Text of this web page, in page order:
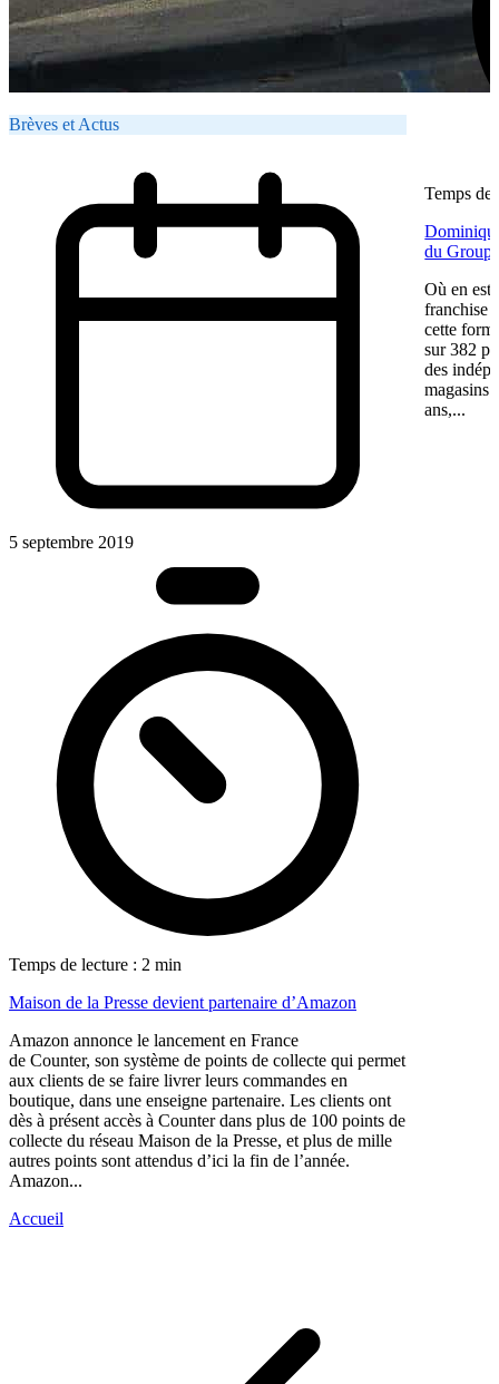
Brèves et Actus
5 septembre 2019
Temps de lecture : 2 min
Maison de la Presse devient partenaire d’Amazon
Amazon annonce le lancement en France
de Counter, son système de points de collecte qui permet
aux clients de se faire livrer leurs commandes en
boutique, dans une enseigne partenaire. Les clients ont
dès à présent accès à Counter dans plus de 100 points de
collecte du réseau Maison de la Presse, et plus de mille
autres points sont attendus d’ici la fin de l’année.
Amazon...
Temps de
du
Où en est
franchise
cette
sur 382
des
ans,...
Accueil